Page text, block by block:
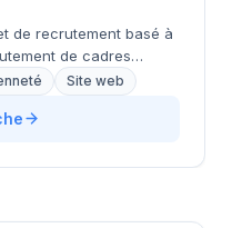
de recrutement basé à
de cadres
2022 par une ancienne
adopte une
la transparence et
Site web